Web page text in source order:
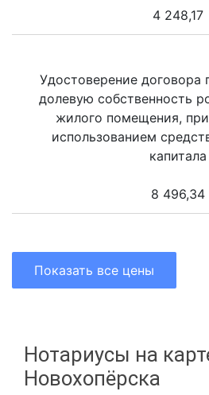
4 248,17
Удостоверение
долевую собственность
жилого помещения,
использованием
капитала
8 496,34
Показать все цены
Нотариусы на
Новохопёрска